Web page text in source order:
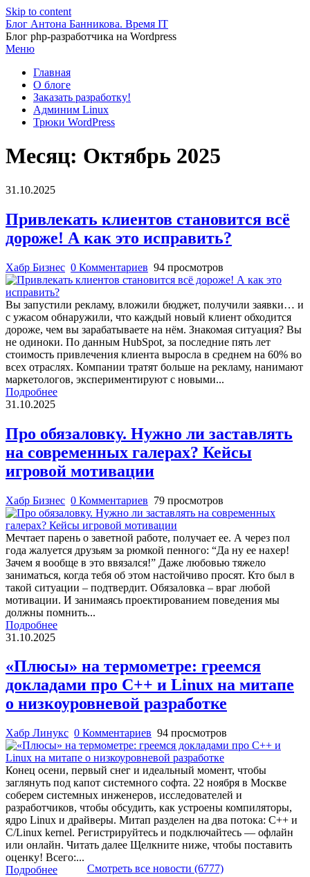
Skip to content
Блог Антона Банникова. Время IT
Блог php-разработчика на Wordpress
Меню
Главная
О блоге
Заказать разработку!
Админим Linux
Трюки WordPress
Месяц: Октябрь 2025
31.10.2025
Привлекать клиентов становится всё
дороже! А как это исправить?
Хабр Бизнес 0 Комментариев 94 просмотров
Вы запустили рекламу, вложили бюджет, получили заявки… и
с ужасом обнаружили, что каждый новый клиент обходится
дороже, чем вы зарабатываете на нём. Знакомая ситуация? Вы
не одиноки. По данным HubSpot, за последние пять лет
стоимость привлечения клиента выросла в среднем на 60% во
всех отраслях. Компании тратят больше на рекламу, нанимают
маркетологов, экспериментируют с новыми...
Подробнее
31.10.2025
Про обязаловку. Нужно ли заставлять
на современных галерах? Кейсы
игровой мотивации
Хабр Бизнес 0 Комментариев 79 просмотров
Мечтает парень о заветной работе, получает ее. А через пол
года жалуется друзьям за рюмкой пенного: “Да ну ее нахер!
Зачем я вообще в это ввязался!” Даже любовью тяжело
заниматься, когда тебя об этом настойчиво просят. Кто был в
такой ситуации – подтвердит. Обязаловка – враг любой
мотивации. И занимаясь проектированием поведения мы
должны помнить...
Подробнее
31.10.2025
«Плюсы» на термометре: греемся
докладами про C++ и Linux на митапе
о низкоуровневой разработке
Хабр Линукс 0 Комментариев 94 просмотров
Конец осени, первый снег и идеальный момент, чтобы
заглянуть под капот системного софта. 22 ноября в Москве
соберем системных инженеров, исследователей и
разработчиков, чтобы обсудить, как устроены компиляторы,
ядро Linux и драйверы. Митап разделен на два потока: С++ и
C/Linux kernel. Регистрируйтесь и подключайтесь — офлайн
или онлайн. Читать далее Щелкните ниже, чтобы поставить
оценку! Всего:...
Подробнее
Смотреть все новости (6777)